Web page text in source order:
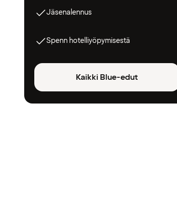
Jäsenalennus
Spenn hotelliyöpymisestä
Kaikki Blue-edut